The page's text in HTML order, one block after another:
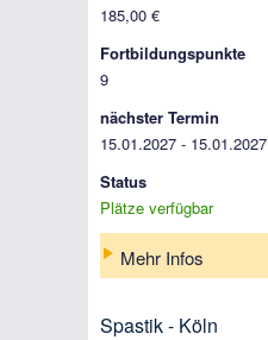
185,00 €
Fortbildungspunkte
9
nächster Termin
15.01.2027 - 15.01.2027
Status
Plätze verfügbar
Mehr Infos
Spastik - Köln